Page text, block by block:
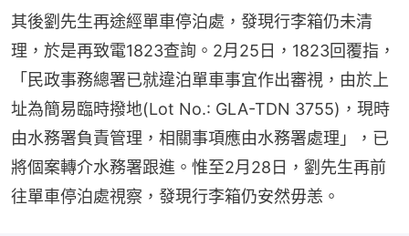
其後劉先生再途經單車停泊處，發現行李箱仍未清
理，於是再致電1823查詢。2月25日，1823回覆指，
「民政事務總署已就違泊單車事宜作出審視，由於上
址為簡易臨時撥地(Lot No.: GLA-TDN 3755)，現時
由水務署負責管理，相關事項應由水務署處理」，已
將個案轉介水務署跟進。惟至2月28日，劉先生再前
往單車停泊處視察，發現行李箱仍安然毋恙。